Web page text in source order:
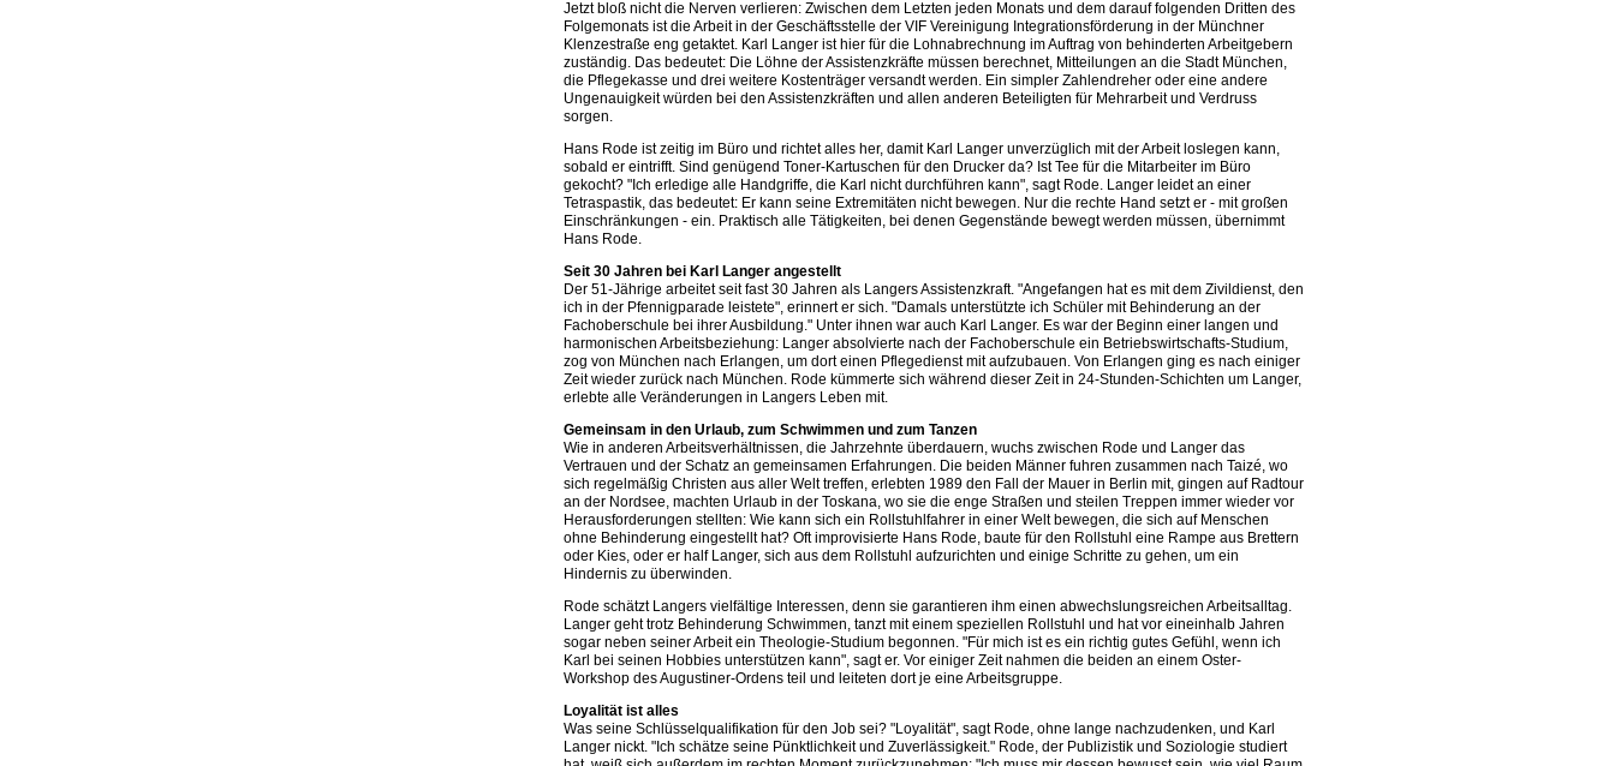
Jetzt bloß nicht die Nerven verlieren: Zwischen dem Letzten jeden Monats und dem darauf folgenden Dritten des
Folgemonats ist die Arbeit in der Geschäftsstelle der VIF Vereinigung Integrationsförderung in der Münchner
Klenzestraße eng getaktet. Karl Langer ist hier für die Lohnabrechnung im Auftrag von behinderten Arbeitgebern
zuständig. Das bedeutet: Die Löhne der Assistenzkräfte müssen berechnet, Mitteilungen an die Stadt München,
die Pflegekasse und drei weitere Kostenträger versandt werden. Ein simpler Zahlendreher oder eine andere
Ungenauigkeit würden bei den Assistenzkräften und allen anderen Beteiligten für Mehrarbeit und Verdruss
sorgen.
Hans Rode ist zeitig im Büro und richtet alles her, damit Karl Langer unverzüglich mit der Arbeit loslegen kann,
sobald er eintrifft. Sind genügend Toner-Kartuschen für den Drucker da? Ist Tee für die Mitarbeiter im Büro
gekocht? "Ich erledige alle Handgriffe, die Karl nicht durchführen kann", sagt Rode. Langer leidet an einer
Tetraspastik, das bedeutet: Er kann seine Extremitäten nicht bewegen. Nur die rechte Hand setzt er - mit großen
Einschränkungen - ein. Praktisch alle Tätigkeiten, bei denen Gegenstände bewegt werden müssen, übernimmt
Hans Rode.
Seit 30 Jahren bei Karl Langer angestellt
Der 51-Jährige arbeitet seit fast 30 Jahren als Langers Assistenzkraft. "Angefangen hat es mit dem Zivildienst, den
ich in der Pfennigparade leistete", erinnert er sich. "Damals unterstützte ich Schüler mit Behinderung an der
Fachoberschule bei ihrer Ausbildung." Unter ihnen war auch Karl Langer. Es war der Beginn einer langen und
harmonischen Arbeitsbeziehung: Langer absolvierte nach der Fachoberschule ein Betriebswirtschafts-Studium,
zog von München nach Erlangen, um dort einen Pflegedienst mit aufzubauen. Von Erlangen ging es nach einiger
Zeit wieder zurück nach München. Rode kümmerte sich während dieser Zeit in 24-Stunden-Schichten um Langer,
erlebte alle Veränderungen in Langers Leben mit.
Gemeinsam in den Urlaub, zum Schwimmen und zum Tanzen
Wie in anderen Arbeitsverhältnissen, die Jahrzehnte überdauern, wuchs zwischen Rode und Langer das
Vertrauen und der Schatz an gemeinsamen Erfahrungen. Die beiden Männer fuhren zusammen nach Taizé, wo
sich regelmäßig Christen aus aller Welt treffen, erlebten 1989 den Fall der Mauer in Berlin mit, gingen auf Radtour
an der Nordsee, machten Urlaub in der Toskana, wo sie die enge Straßen und steilen Treppen immer wieder vor
Herausforderungen stellten: Wie kann sich ein Rollstuhlfahrer in einer Welt bewegen, die sich auf Menschen
ohne Behinderung eingestellt hat? Oft improvisierte Hans Rode, baute für den Rollstuhl eine Rampe aus Brettern
oder Kies, oder er half Langer, sich aus dem Rollstuhl aufzurichten und einige Schritte zu gehen, um ein
Hindernis zu überwinden.
Rode schätzt Langers vielfältige Interessen, denn sie garantieren ihm einen abwechslungsreichen Arbeitsalltag.
Langer geht trotz Behinderung Schwimmen, tanzt mit einem speziellen Rollstuhl und hat vor eineinhalb Jahren
sogar neben seiner Arbeit ein Theologie-Studium begonnen. "Für mich ist es ein richtig gutes Gefühl, wenn ich
Karl bei seinen Hobbies unterstützen kann", sagt er. Vor einiger Zeit nahmen die beiden an einem Oster-
Workshop des Augustiner-Ordens teil und leiteten dort je eine Arbeitsgruppe.
Loyalität ist alles
Was seine Schlüsselqualifikation für den Job sei? "Loyalität", sagt Rode, ohne lange nachzudenken, und Karl
Langer nickt. "Ich schätze seine Pünktlichkeit und Zuverlässigkeit." Rode, der Publizistik und Soziologie studiert